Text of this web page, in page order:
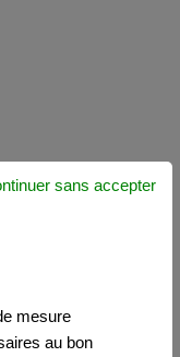
mesure
au bon
sans accepter